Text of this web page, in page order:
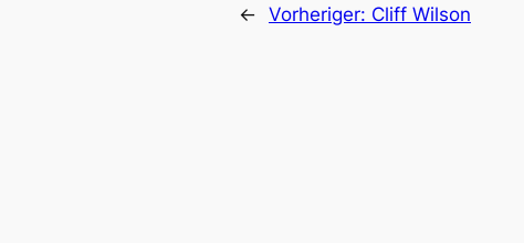
← Vorheriger: Cliff Wilson